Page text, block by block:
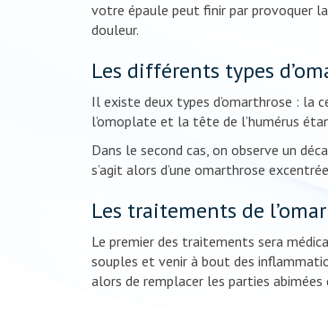
votre épaule peut finir par provoquer
douleur.
Les différents types
Il existe deux types d’omarthrose : la
l’omoplate et la tête de l’humérus
Dans le second cas, on observe un
s’agit alors d’une omarthrose
Les traitements de
Le premier des traitements sera
souples et venir à bout des
alors de remplacer les parties abimées